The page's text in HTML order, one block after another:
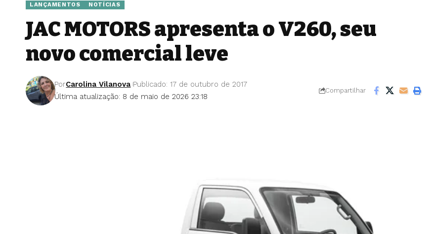
LANÇAMENTOS NOTÍCIAS
JAC MOTORS apresenta o V260, seu
novo comercial leve
Última atualização: 8 de maio de 2026 23:18
PorCarolina Vilanova Publicado: 17 de outubro de 2017
Compartilhar